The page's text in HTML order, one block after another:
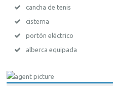
cancha de tenis
cisterna
portón eléctrico
alberca equipada